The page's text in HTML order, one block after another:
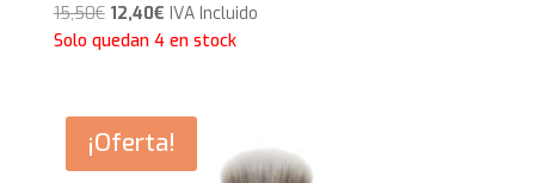
15,50€ El
precio
15,50€.
12,40€El
precio
12,40€.
IVA Incluido
Solo quedan 4 en stock
¡Oferta!